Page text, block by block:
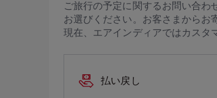
ご旅行の予定に関するお問い合わ
お選びください。お客さまからお
現在、エアインディアではカスタ
払い戻し